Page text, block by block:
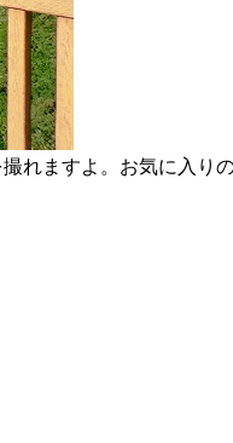
れますよ。お気に入り